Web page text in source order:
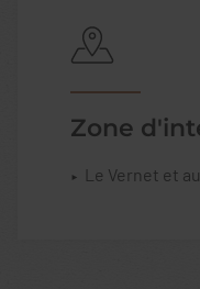
Zone
Le Vernet et